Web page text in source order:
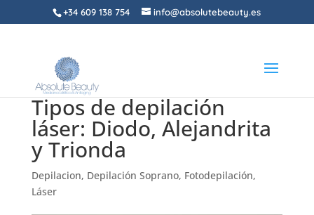
+34 609 138 754 info@absolutebeauty.es
Tipos de depilación
láser: Diodo, Alejandrita
y Trionda
Depilacion, Depilación Soprano, Fotodepilación,
Láser